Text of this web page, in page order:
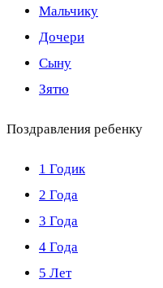
Мальчику
Дочери
Сыну
Зятю
Поздравления ребенку
1 Годик
2 Года
3 Года
4 Года
5 Лет